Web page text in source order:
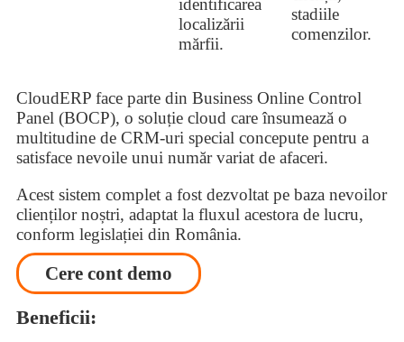
localizării
mărfii.
stadiile
comenzilor.
CloudERP face parte din Business Online Control
Panel (BOCP), o soluție cloud care însumează o
multitudine de CRM-uri special concepute pentru a
satisface nevoile unui număr variat de afaceri.
Acest sistem complet a fost dezvoltat pe baza nevoilor
clienților noștri, adaptat la fluxul acestora de lucru,
conform legislației din România.
Cere cont demo
Beneficii: